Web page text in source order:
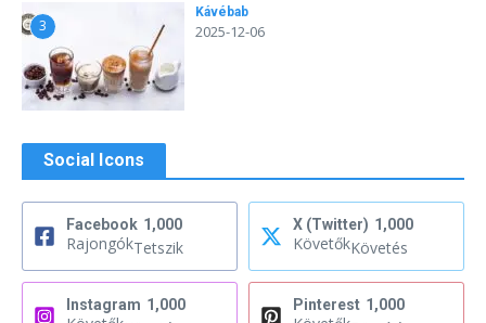
3
Kávébab
2025-12-06
Social Icons
Facebook 1,000
RajongókTetszik
X (Twitter) 1,000
KövetőkKövetés
Instagram 1,000 Pinterest 1,000